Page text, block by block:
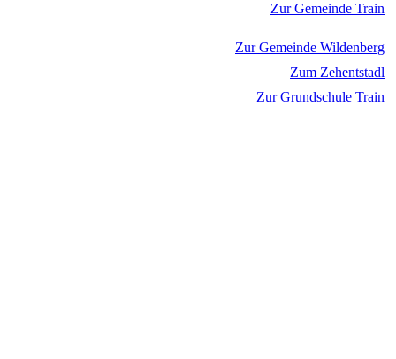
Zur Gemeinde Train
Zur Gemeinde Wildenberg
Zum Zehentstadl
Zur Grundschule Train